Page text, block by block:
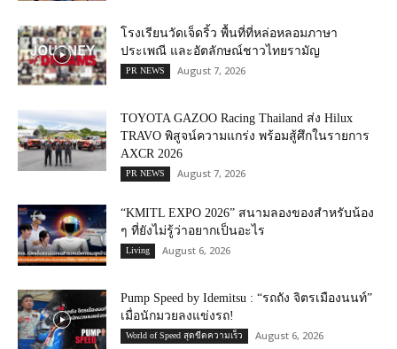
โรงเรียนวัดเจ็ดริ้ว พื้นที่ที่หล่อหลอมภาษา
ประเพณี และอัตลักษณ์ชาวไทยรามัญ
PR NEWS August 7, 2026
TOYOTA GAZOO Racing Thailand ส่ง Hilux
TRAVO พิสูจน์ความแกร่ง พร้อมสู้ศึกในรายการ
AXCR 2026
PR NEWS August 7, 2026
“KMITL EXPO 2026” สนามลองของสำหรับน้อง
ๆ ที่ยังไม่รู้ว่าอยากเป็นอะไร
Living August 6, 2026
Pump Speed by Idemitsu : “รถถัง จิตรเมืองนนท์”
เมื่อนักมวยลงแข่งรถ!
World of Speed สุดขีดความเร็ว August 6, 2026